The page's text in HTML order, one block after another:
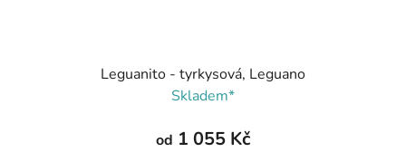
Leguanito - tyrkysová, Leguano
Skladem*
od 1 055 Kč